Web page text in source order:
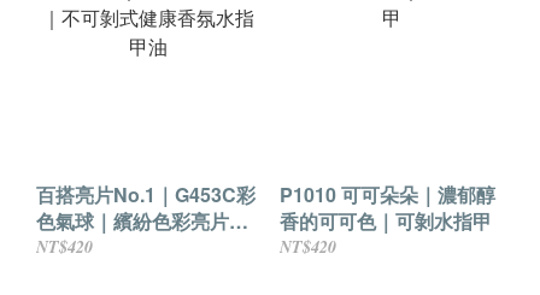
百搭亮片No.1｜G453C彩
色氣球｜繽紛色彩亮片｜
不可剝式健康香氛水指甲
NT$420
P1010 可可朵朵｜濃郁醇
香的可可色｜可剝水指甲
NT$420